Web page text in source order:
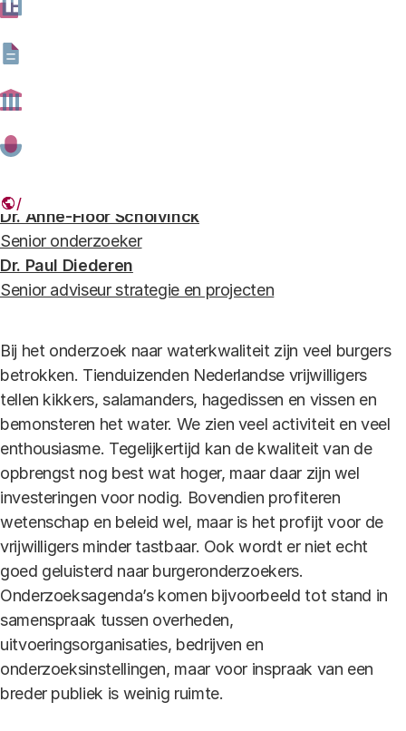
Open science op de oever - Publieke betrokkenheid bij
onderzoek naar waterkwaliteit
Foto: Hollandse Hoogte
Bij het onderzoek naar waterkwaliteit zijn veel burgers
betrokken. Tienduizenden Nederlandse vrijwilligers
tellen kikkers, salamanders, hagedissen en vissen en
bemonsteren het water. We zien veel activiteit en veel
enthousiasme. Tegelijkertijd kan de kwaliteit van de
opbrengst nog best wat hoger, maar daar zijn wel
investeringen voor nodig. Bovendien profiteren
wetenschap en beleid wel, maar is het profijt voor de
vrijwilligers minder tastbaar. Ook wordt er niet echt
goed geluisterd naar burgeronderzoekers.
Onderzoeksagenda’s komen bijvoorbeeld tot stand in
samenspraak tussen overheden,
uitvoeringsorganisaties, bedrijven en
onderzoeksinstellingen, maar voor inspraak van een
breder publiek is weinig ruimte.
Dr. Anne-Floor Scholvinck
Senior onderzoeker
Dr. Paul Diederen
Senior adviseur strategie en projecten